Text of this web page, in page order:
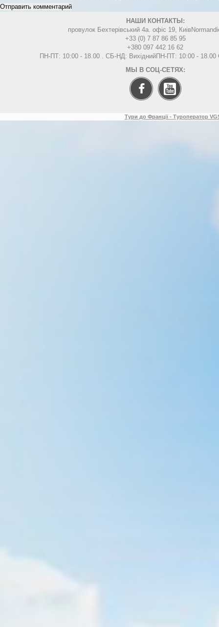
НАШИ КОНТАКТЫ:
провулок Бехтерівський 4а. офіс 19, Киів
+33 (0) 7 87 86 85 95
+380 097 442 16 62
ПН-ПТ: 10:00 - 18.00 . СБ-НД: ВихіднийПН-ПТ: 10:00 -
МЫ В СОЦ-СЕТЯХ:
Тури до Франції - Туроператор